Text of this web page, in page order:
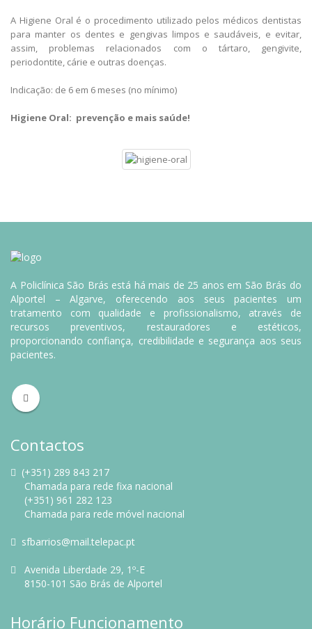
A Higiene Oral é o procedimento utilizado pelos médicos dentistas
para manter os dentes e gengivas limpos e saudáveis, e evitar,
assim, problemas relacionados com o tártaro, gengivite,
periodontite, cárie e outras doenças.
Indicação: de 6 em 6 meses (no mínimo)
Higiene Oral: prevenção e mais saúde!
A Policlínica São Brás está há mais de 25 anos em São Brás do
Alportel – Algarve, oferecendo aos seus pacientes um
tratamento com qualidade e profissionalismo, através de
recursos preventivos, restauradores e estéticos,
proporcionando confiança, credibilidade e segurança aos seus
pacientes.
Contactos
(+351) 289 843 217
Chamada para rede fixa nacional
(+351) 961 282 123
Chamada para rede móvel nacional
sfbarrios@mail.telepac.pt
Avenida Liberdade 29, 1º-E
8150-101 São Brás de Alportel
Horário Funcionamento